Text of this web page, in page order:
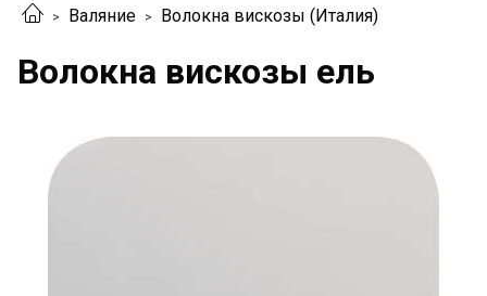
Валяние Волокна вискозы (Италия)
Волокна вискозы ель